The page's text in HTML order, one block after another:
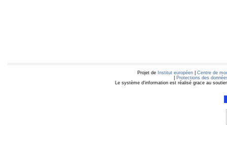
Projet de Institut européen
Centre de
Protections des
Le système d'information est réalisé grace au